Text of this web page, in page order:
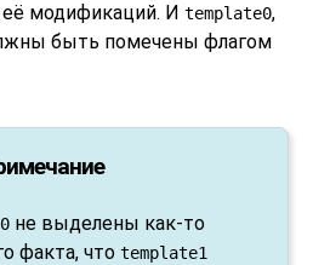
модификаций. И template0,
быть помечены флагом
не выделены как-то
факта, что template1